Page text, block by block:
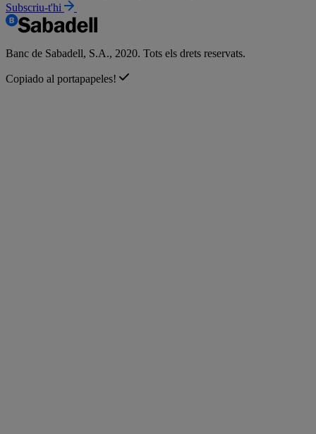
Subscriu-t'hi
Banc de Sabadell, S.A., 2020. Tots els drets reservats.
Copiado al portapapeles!